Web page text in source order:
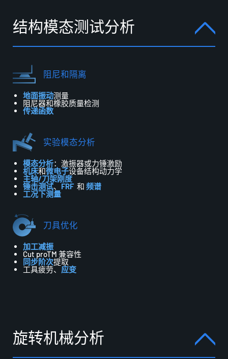
结构模态测试分析
阻尼和隔离
地面振动测量
阻尼器和橡胶质量检测
传递函数
实验模态分析
模态分析：激振器或力锤激励
机床和微电子设备结构动力学
主轴/刀架刚度
锤击测试、 FRF 和 频谱
工况下测量
刀具优化
加工减振
Cut proTM 兼容性
同步阶次提取
工具疲劳、 应变
旋转机械分析